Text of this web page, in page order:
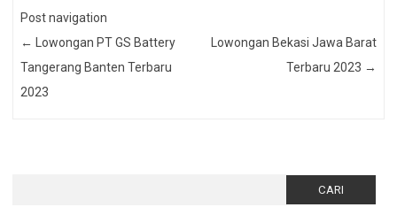
Post navigation
←
Lowongan PT GS Battery
Tangerang Banten Terbaru
2023
Lowongan Bekasi Jawa Barat
Terbaru 2023 →